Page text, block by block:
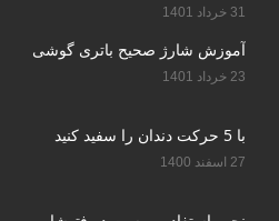
31 خرداد 1401
آموزش شارژ صحیح باتری گوشی
23 خرداد 1401
با 5 حرکت دندان را سفید کنید
27 اسفند 1400